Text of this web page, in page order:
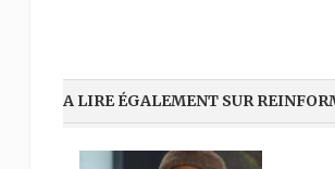
A LIRE ÉGALEMENT SUR